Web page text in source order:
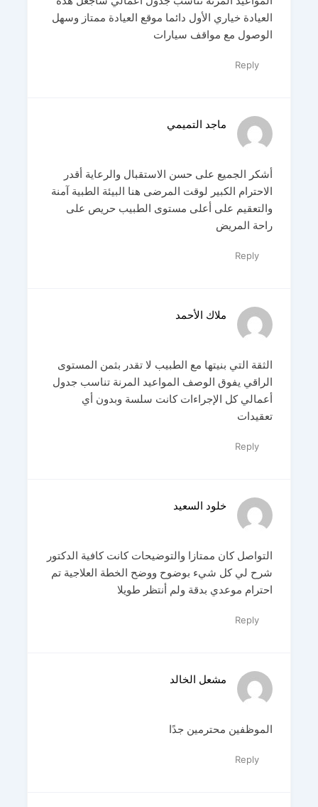
العيادة خياري الأول دائما موقع العيادة ممتاز وسهل
الوصول مع مواقف سيارات
Reply
ماجد التميمي
أشكر الجميع على حسن الاستقبال والرعاية أقدر
الاحترام الكبير لوقت المرضى هنا البيئة الطبية آمنة
والتعقيم على أعلى مستوى الطبيب حريص على
راحة المريض
Reply
ملاك الأحمد
الثقة التي بنيتها مع الطبيب لا تقدر بثمن المستوى
الراقي يفوق الوصف المواعيد المرنة تناسب جدول
أعمالي كل الإجراءات كانت سلسة وبدون أي
تعقيدات
Reply
خلود السعيد
التواصل كان ممتازا والتوضيحات كانت كافية الدكتور
شرح لي كل شيء بوضوح ووضح الخطة العلاجية تم
احترام موعدي بدقة ولم أنتظر طويلا
Reply
مشعل الخالد
الموظفين محترمين جدًا
Reply